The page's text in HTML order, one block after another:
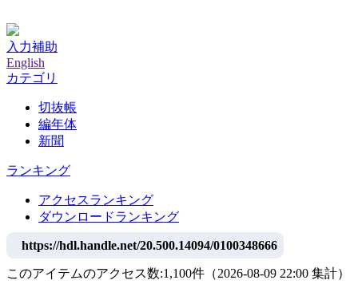
入力補助
English
カテゴリ
切抜帳
編年体
新聞
ランキング
アクセスランキング
ダウンロードランキング
https://hdl.handle.net/20.500.14094/0100348666
このアイテムのアクセス数:1,100件 （2026-08-09 22:00 集計）